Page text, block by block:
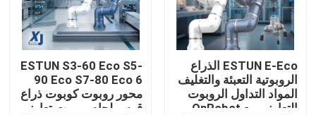
ESTUN E-Eco الذراع
الروبوتية التعبئة والتغليف
المواد التداول الروبوت
التعاوني مع OnRobot
ESTUN S3-60 Eco S5-
90 Eco S7-80 Eco 6
محور روبوت كوبوت ذراع
قوس لحام روبوت تعاوني